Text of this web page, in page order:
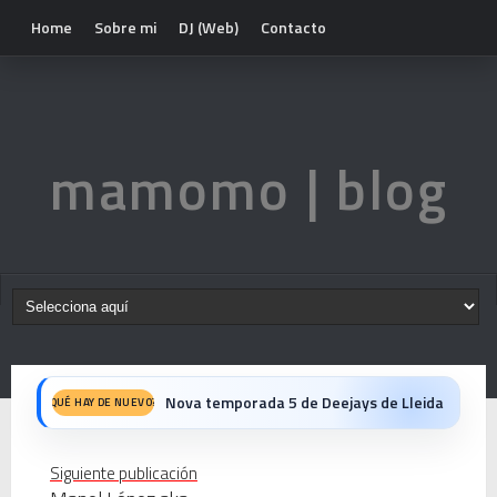
Home Sobre mi DJ (Web) Contacto
mamomo | blog
QUÉ HAY DE NUEVO? Nova temporada 5 de Deejays de Lleida
Siguiente publicación